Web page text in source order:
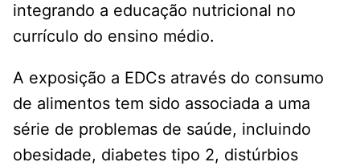
integrando a educação nutricional no
currículo do ensino médio.
A exposição a EDCs através do consumo
de alimentos tem sido associada a uma
série de problemas de saúde, incluindo
obesidade, diabetes tipo 2, distúrbios